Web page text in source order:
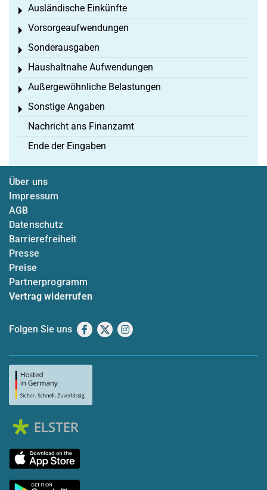
Ausländische Einkünfte
Toggle menu
Vorsorgeaufwendungen
Toggle menu
Sonderausgaben
Toggle menu
Haushaltnahe Aufwendungen
Toggle menu
Außergewöhnliche Belastungen
Toggle menu
Sonstige Angaben
Toggle menu
Nachricht ans Finanzamt
Ende der Eingaben
Über uns
Impressum
AGB
Datenschutz
Barrierefreiheit
Presse
Preise
Partnerprogramm
Vertrag widerrufen
Folgen Sie uns Facebook
X Instagram